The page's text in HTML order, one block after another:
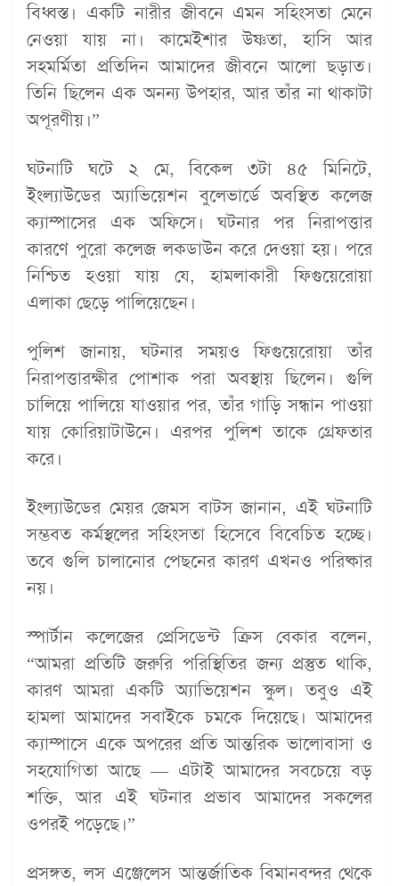
বিধ্বস্ত। একটি নারীর জীবনে এমন সহিংসতা মেনে
নেওয়া যায় না। কামেইশার উষ্ণতা, হাসি আর
সহমর্মিতা প্রতিদিন আমাদের জীবনে আলো ছড়াত।
তিনি ছিলেন এক অনন্য উপহার, আর তাঁর না থাকাটা
অপূরণীয়।”
ঘটনাটি ঘটে ২ মে, বিকেল ৩টা ৪৫ মিনিটে,
ইংল্যাউডের অ্যাভিয়েশন বুলেভার্ডে অবস্থিত কলেজ
ক্যাম্পাসের এক অফিসে। ঘটনার পর নিরাপত্তার
কারণে পুরো কলেজ লকডাউন করে দেওয়া হয়। পরে
নিশ্চিত হওয়া যায় যে, হামলাকারী ফিগুয়েরোয়া
এলাকা ছেড়ে পালিয়েছেন।
পুলিশ জানায়, ঘটনার সময়ও ফিগুয়েরোয়া তাঁর
নিরাপত্তারক্ষীর পোশাক পরা অবস্থায় ছিলেন। গুলি
চালিয়ে পালিয়ে যাওয়ার পর, তাঁর গাড়ি সন্ধান পাওয়া
যায় কোরিয়াটাউনে। এরপর পুলিশ তাকে গ্রেফতার
করে।
ইংল্যাউডের মেয়র জেমস বাটস জানান, এই ঘটনাটি
সম্ভবত কর্মস্থলের সহিংসতা হিসেবে বিবেচিত হচ্ছে।
তবে গুলি চালানোর পেছনের কারণ এখনও পরিষ্কার
নয়।
স্পার্টান কলেজের প্রেসিডেন্ট ক্রিস বেকার বলেন,
“আমরা প্রতিটি জরুরি পরিস্থিতির জন্য প্রস্তুত থাকি,
কারণ আমরা একটি অ্যাভিয়েশন স্কুল। তবুও এই
হামলা আমাদের সবাইকে চমকে দিয়েছে। আমাদের
ক্যাম্পাসে একে অপরের প্রতি আন্তরিক ভালোবাসা ও
সহযোগিতা আছে — এটাই আমাদের সবচেয়ে বড়
শক্তি, আর এই ঘটনার প্রভাব আমাদের সকলের
ওপরই পড়েছে।”
প্রসঙ্গত, লস এঞ্জেলেস আন্তর্জাতিক বিমানবন্দর থেকে